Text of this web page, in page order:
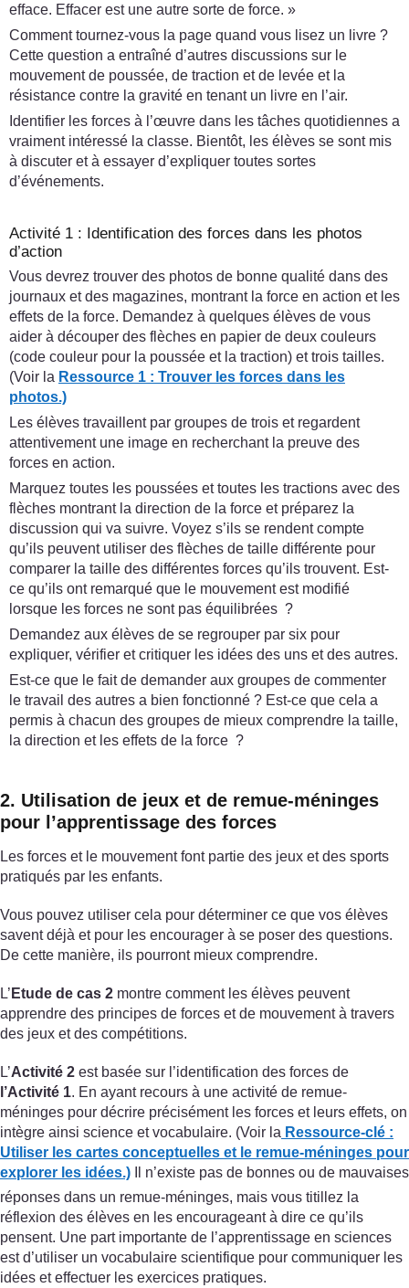
efface. Effacer est une autre sorte de force. »
Comment tournez-vous la page quand vous lisez un livre ?
Cette question a entraîné d’autres discussions sur le
mouvement de poussée, de traction et de levée et la
résistance contre la gravité en tenant un livre en l’air.
Identifier les forces à l’œuvre dans les tâches quotidiennes a
vraiment intéressé la classe. Bientôt, les élèves se sont mis
à discuter et à essayer d’expliquer toutes sortes
d’événements.
Activité 1 : Identification des forces dans les photos
d’action
Vous devrez trouver des photos de bonne qualité dans des
journaux et des magazines, montrant la force en action et les
effets de la force. Demandez à quelques élèves de vous
aider à découper des flèches en papier de deux couleurs
(code couleur pour la poussée et la traction) et trois tailles.
(Voir la Ressource 1 : Trouver les forces dans les
photos.)
Les élèves travaillent par groupes de trois et regardent
attentivement une image en recherchant la preuve des
forces en action.
Marquez toutes les poussées et toutes les tractions avec des
flèches montrant la direction de la force et préparez la
discussion qui va suivre. Voyez s’ils se rendent compte
qu’ils peuvent utiliser des flèches de taille différente pour
comparer la taille des différentes forces qu’ils trouvent. Est-
ce qu’ils ont remarqué que le mouvement est modifié
lorsque les forces ne sont pas équilibrées ?
Demandez aux élèves de se regrouper par six pour
expliquer, vérifier et critiquer les idées des uns et des autres.
Est-ce que le fait de demander aux groupes de commenter
le travail des autres a bien fonctionné ? Est-ce que cela a
permis à chacun des groupes de mieux comprendre la taille,
la direction et les effets de la force ?
2. Utilisation de jeux et de remue-méninges
pour l’apprentissage des forces
Les forces et le mouvement font partie des jeux et des sports
pratiqués par les enfants.
Vous pouvez utiliser cela pour déterminer ce que vos élèves
savent déjà et pour les encourager à se poser des questions.
De cette manière, ils pourront mieux comprendre.
L’ Etude de cas 2 montre comment les élèves peuvent
apprendre des principes de forces et de mouvement à travers
des jeux et des compétitions.
L’Activité 2 est basée sur l’identification des forces de
l’Activité 1. En ayant recours à une activité de remue-
méninges pour décrire précisément les forces et leurs effets, on
intègre ainsi science et vocabulaire. (Voir la Ressource-clé :
Utiliser les cartes conceptuelles et le remue-méninges pour
explorer les idées.) Il n’existe pas de bonnes ou de mauvaises
réponses dans un remue-méninges, mais vous titillez la
réflexion des élèves en les encourageant à dire ce qu’ils
pensent. Une part importante de l’apprentissage en sciences
est d’utiliser un vocabulaire scientifique pour communiquer les
idées et effectuer les exercices pratiques.